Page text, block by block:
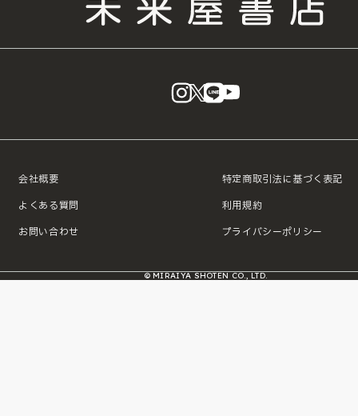
instagram
X LINE
会社概要
よくある質問
お問い合わせ
特定商取引法に基づく表記
利用規約
プライバシーポリシー
© MIRAIYA SHOTEN CO., LTD.